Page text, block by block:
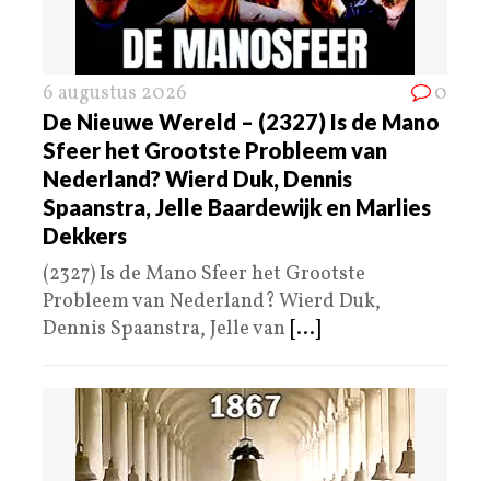
6 augustus 2026 0
De Nieuwe Wereld – (2327) Is de Mano
Sfeer het Grootste Probleem van
Nederland? Wierd Duk, Dennis
Spaanstra, Jelle Baardewijk en Marlies
Dekkers
(2327) Is de Mano Sfeer het Grootste
Probleem van Nederland? Wierd Duk,
Dennis Spaanstra, Jelle van [...]